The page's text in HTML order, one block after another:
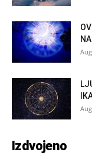
Izdvojeno